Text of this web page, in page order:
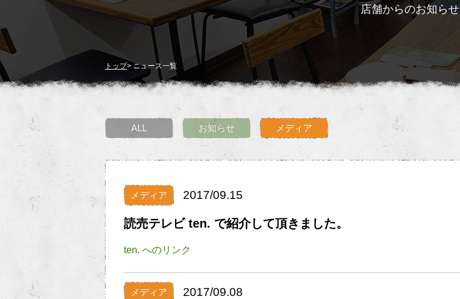
店舗からのお知らせ
トップ> ニュース一覧
ALL お知らせ メディア
メディア 2017/09.15
読売テレビ ten. で紹介して頂きました。
ten. へのリンク
メディア 2017/09.08